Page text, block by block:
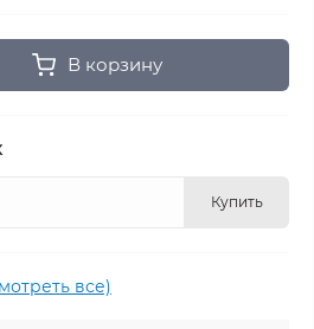
В корзину
Купить
все)